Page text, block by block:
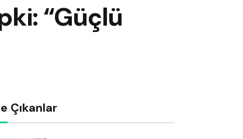
“Güçlü
Çıkanlar